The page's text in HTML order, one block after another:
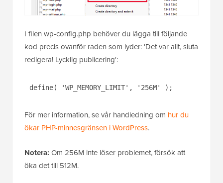
I filen wp-config.php behöver du lägga till följande
kod precis ovanför raden som lyder: 'Det var allt, sluta
redigera! Lycklig publicering':
define( 'WP_MEMORY_LIMIT', '256M' );
För mer information, se vår handledning om hur du
ökar PHP-minnesgränsen i WordPress.
Notera: Om 256M inte löser problemet, försök att
öka det till 512M.